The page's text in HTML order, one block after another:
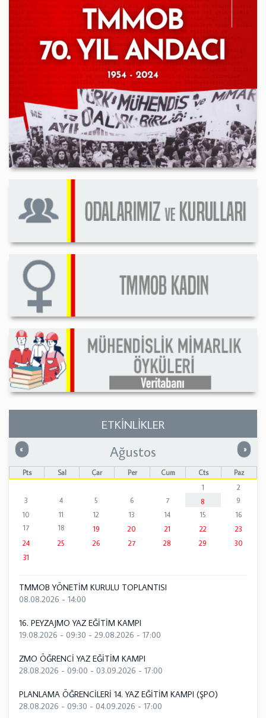
ETKİNLİKLER
« Önceki »
Ağustos
Pts Sal Çar Per Cum Cts
Paz
1
2
3
4 5 6 7 8
9
10
11 12 13 14 15
16
17
18 19 20 21 22
23
24
25 26 27 28 29
30
31
TMMOB YÖNETİM KURULU TOPLANTISI
08.08.2026 - 14:00
16. PEYZAJMO YAZ EĞİTİM KAMPI
19.08.2026 - 09:30 - 29.08.2026 - 17:00
ZMO ÖĞRENCİ YAZ EĞİTİM KAMPI
28.08.2026 - 09:00 - 03.09.2026 - 17:00
PLANLAMA ÖĞRENCİLERİ 14. YAZ EĞİTİM KAMPI (ŞPO)
28.08.2026 - 09:30 - 04.09.2026 - 17:00